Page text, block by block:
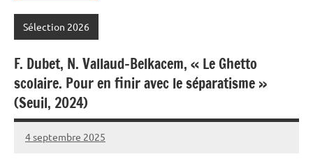
Sélection 2026
F. Dubet, N. Vallaud-Belkacem, « Le Ghetto
scolaire. Pour en finir avec le séparatisme »
(Seuil, 2024)
4 septembre 2025
Fabien
3